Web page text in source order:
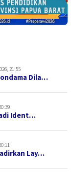
21:55
Dila…
Ident…
Lay…